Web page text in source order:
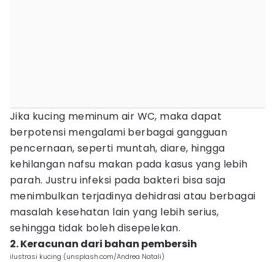
Jika kucing meminum air WC, maka dapat
berpotensi mengalami berbagai gangguan
pencernaan, seperti muntah, diare, hingga
kehilangan nafsu makan pada kasus yang lebih
parah. Justru infeksi pada bakteri bisa saja
menimbulkan terjadinya dehidrasi atau berbagai
masalah kesehatan lain yang lebih serius,
sehingga tidak boleh disepelekan.
2. Keracunan dari bahan pembersih
ilustrasi kucing (unsplash.com/Andrea Natali)